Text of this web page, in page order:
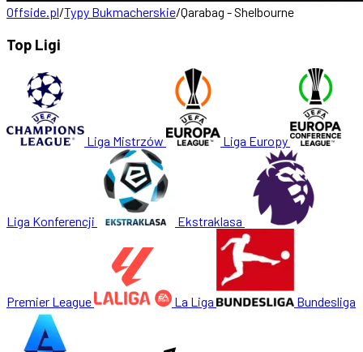
Offside.pl/Typy Bukmacherskie/Qarabag - Shelbourne
Top Ligi
Liga Mistrzów Liga Europy
Liga Konferencji Ekstraklasa
Premier League La Liga Bundesliga